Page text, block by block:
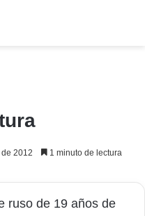
2012 1 minuto de lectura
ruso de 19 años de